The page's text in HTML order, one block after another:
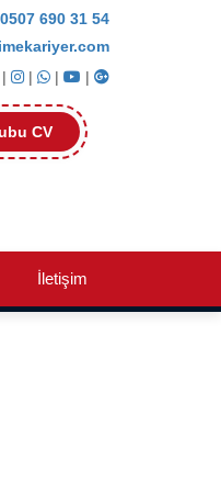
0507 690 31 54
|
| | |
CV
İletişim